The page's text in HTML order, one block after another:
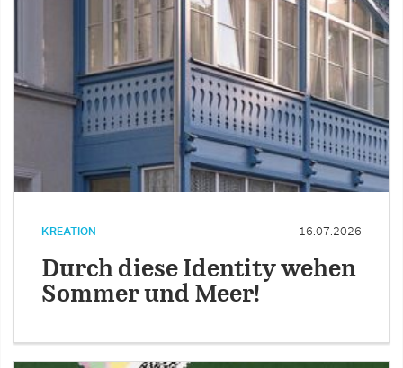
KREATION 16.07.2026
Durch diese Identity wehen
Sommer und Meer!